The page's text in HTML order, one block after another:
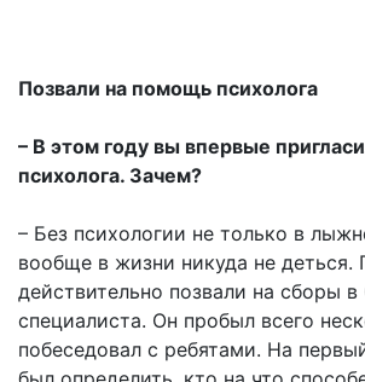
Позвали на помощь психолога
– В этом году вы впервые
психолога. Зачем?
– Без психологии не только в
вообще в жизни никуда не
действительно позвали на сборы
специалиста. Он пробыл всего
побеседовал с ребятами. На